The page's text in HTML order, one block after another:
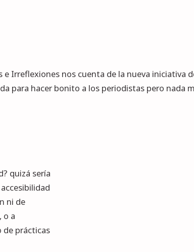
e Irreflexiones nos cuenta de la nueva iniciativa
para hacer bonito a los periodistas pero nada
quizá sería
ni de
o a
de prácticas